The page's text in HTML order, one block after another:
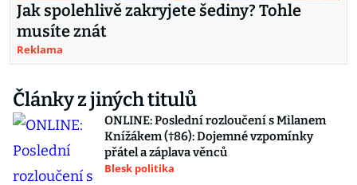
Jak spolehlivě zakryjete šediny? Tohle
musíte znát
Reklama
Články z jiných titulů
ONLINE: Poslední rozloučení s Milanem
Knížákem (†86): Dojemné vzpomínky
přátel a záplava věnců
Blesk politika